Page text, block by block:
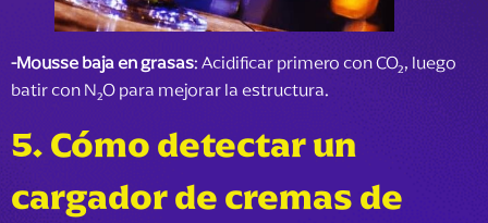
-Mousse baja en grasas: Acidificar primero con CO₂, luego
batir con N₂O para mejorar la estructura.
5.Cómo detectar un
cargador de cremas de